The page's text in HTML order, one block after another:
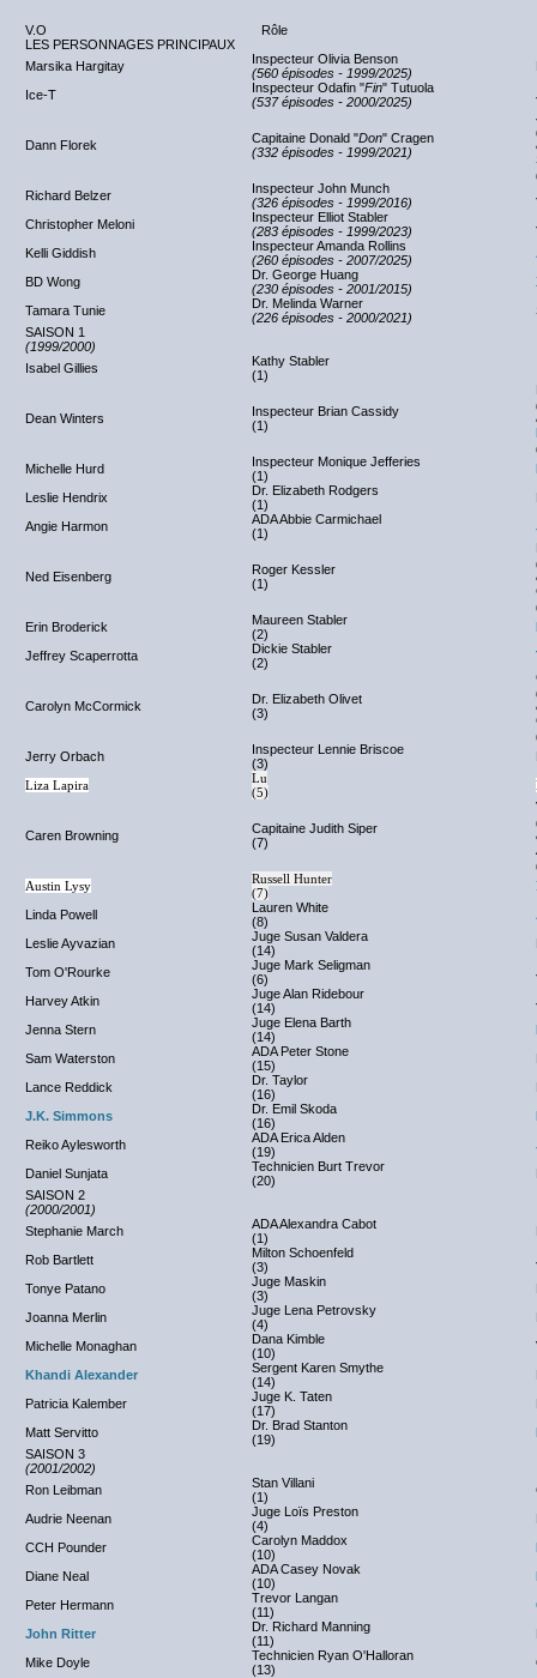
V.O
Rôle
LES PERSONNAGES PRINCIPAUX
Marsika Hargitay
Inspecteur Olivia Benson
(560 épisodes - 1999/2025)
Ice-T
Inspecteur Odafin "Fin" Tutuola
(537 épisodes - 2000/2025)
Dann Florek Capitaine Donald "Don" Cragen
(332 épisodes - 1999/2021)
Richard Belzer
Inspecteur John Munch
(326 épisodes - 1999/2016)
Christopher Meloni
Inspecteur Elliot Stabler
(283 épisodes - 1999/2023)
Kelli Giddish
Inspecteur Amanda Rollins
(260 épisodes - 2007/2025)
BD Wong
Dr. George Huang
(230 épisodes - 2001/2015)
Tamara Tunie
Dr. Melinda Warner
(226 épisodes - 2000/2021)
SAISON 1
(1999/2000)
Isabel Gillies
Kathy Stabler
(1)
Dean Winters
Inspecteur Brian Cassidy
(1)
Michelle Hurd
Inspecteur Monique Jefferies
(1)
Leslie Hendrix
Dr. Elizabeth Rodgers
(1)
Angie Harmon
ADA Abbie Carmichael
(1)
Ned Eisenberg
Roger Kessler
(1)
Erin Broderick
Maureen Stabler
(2)
Jeffrey Scaperrotta
Dickie Stabler
(2)
Carolyn McCormick
Dr. Elizabeth Olivet
(3)
Jerry Orbach
Inspecteur Lennie Briscoe
(3)
Liza Lapira
Lu
(5)
Caren Browning
Capitaine Judith Siper
(7)
Austin Lysy
Russell Hunter
(7)
Linda Powell
Lauren White
(8)
Leslie Ayvazian
Juge Susan Valdera
(14)
Tom O'Rourke
Juge Mark Seligman
(6)
Harvey Atkin
Juge Alan Ridebour
(14)
Jenna Stern
Juge Elena Barth
(14)
Sam Waterston
ADA Peter Stone
(15)
Lance Reddick
Dr. Taylor
(16)
J.K. Simmons
Dr. Emil Skoda
(16)
Reiko Aylesworth
ADA Erica Alden
(19)
Daniel Sunjata
Technicien Burt Trevor
(20)
SAISON 2
(2000/2001)
Stephanie March
ADA Alexandra Cabot
(1)
Rob Bartlett
Milton Schoenfeld
(3)
Tonye Patano
Juge Maskin
(3)
Joanna Merlin
Juge Lena Petrovsky
(4)
Michelle Monaghan
Dana Kimble
(10)
Khandi Alexander
Sergent Karen Smythe
(14)
Patricia Kalember
Juge K. Taten
(17)
Matt Servitto
Dr. Brad Stanton
(19)
SAISON 3
(2001/2002)
Ron Leibman
Stan Villani
(1)
Audrie Neenan
Juge Loïs Preston
(4)
CCH Pounder
Carolyn Maddox
(10)
Diane Neal
ADA Casey Novak
(10)
Peter Hermann
Trevor Langan
(11)
John Ritter
Dr. Richard Manning
(11)
Mike Doyle
Technicien Ryan O'Halloran
(13)